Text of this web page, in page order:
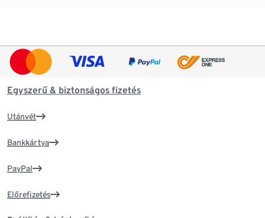
Egyszerű & biztonságos fizetés
Utánvét
Bankkártya
PayPal
Előrefizetés